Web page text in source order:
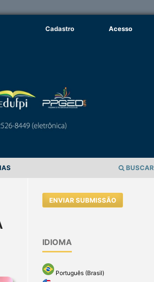
BUSCAR
Cadastro Acesso
ENVIAR SUBMISSÃO
IDIOMA
Português (Brasil)